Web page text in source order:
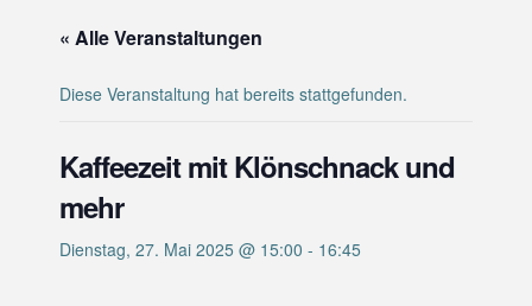
« Alle Veranstaltungen
Diese Veranstaltung hat bereits stattgefunden.
Kaffeezeit mit Klönschnack und
mehr
Dienstag, 27. Mai 2025 @ 15:00 - 16:45